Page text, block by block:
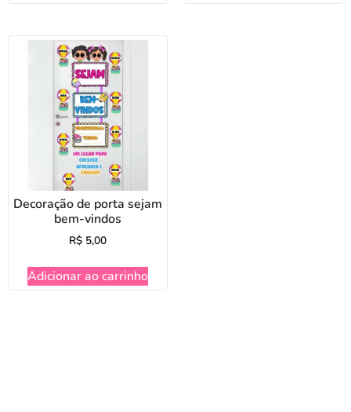
Decoração de porta sejam
bem-vindos
R$ 5,00
Adicionar ao carrinho